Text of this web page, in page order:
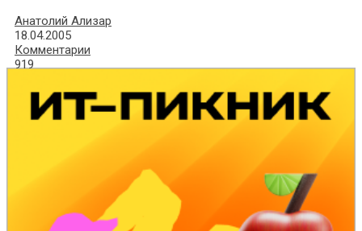
Анатолий Ализар
18.04.2005
Комментарии
919